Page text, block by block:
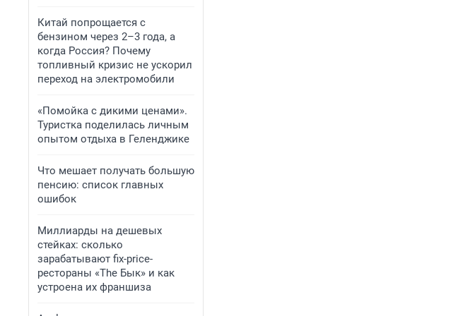
Китай попрощается с
бензином через 2–3 года, а
когда Россия? Почему
топливный кризис не ускорил
переход на электромобили
«Помойка с дикими ценами».
Туристка поделилась личным
опытом отдыха в Геленджике
Что мешает получать большую
пенсию: список главных
ошибок
Миллиарды на дешевых
стейках: сколько
зарабатывают fix-price-
рестораны «The Бык» и как
устроена их франшиза